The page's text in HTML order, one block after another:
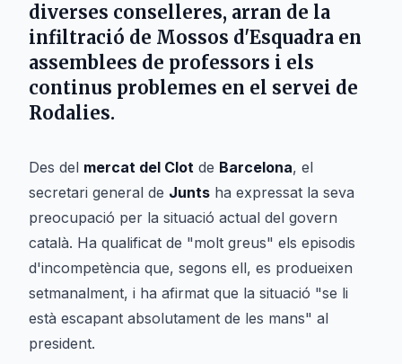
diverses conselleres, arran de la
infiltració de Mossos d'Esquadra en
assemblees de professors i els
continus problemes en el servei de
Rodalies.
Des del mercat del Clot de Barcelona, el
secretari general de Junts ha expressat la seva
preocupació per la situació actual del govern
català. Ha qualificat de "molt greus" els episodis
d'incompetència que, segons ell, es produeixen
setmanalment, i ha afirmat que la situació "se li
està escapant absolutament de les mans" al
president.